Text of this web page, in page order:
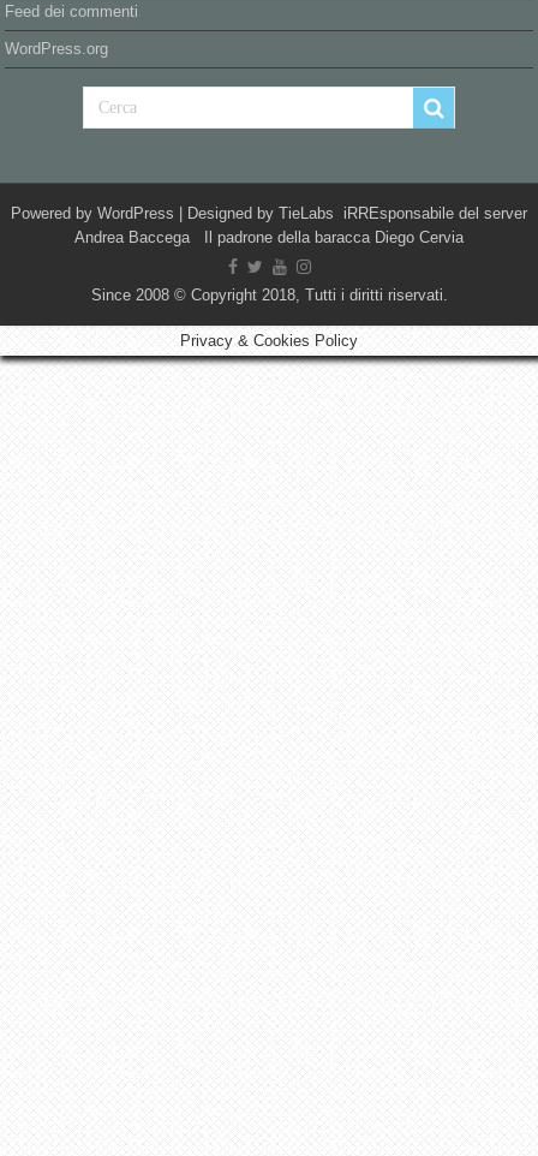
Feed dei commenti
WordPress.org
Powered by WordPress | Designed by TieLabs iRREsponsabile del server
Andrea Baccega Il padrone della baracca Diego Cervia
Since 2008 © Copyright 2018, Tutti i diritti riservati.
Privacy & Cookies Policy